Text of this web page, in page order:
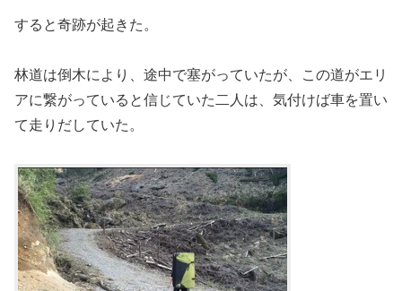
すると奇跡が起きた。
林道は倒木により、途中で塞がっていたが、この道がエリ
アに繋がっていると信じていた二人は、気付けば車を置い
て走りだしていた。